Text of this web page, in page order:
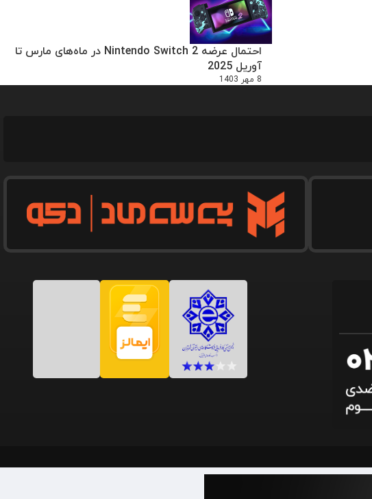
احتمال عرضه Nintendo Switch 2 در ماه‌های مارس تا
آوریل 2025
8 مهر 1403